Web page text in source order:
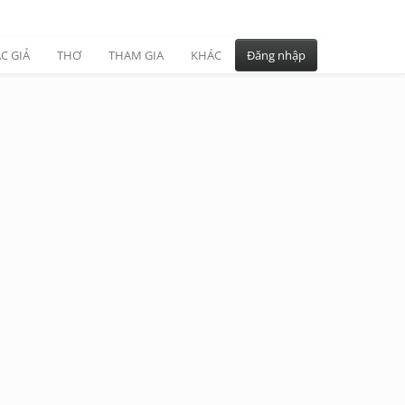
GIẢ THƠ THAM GIA KHÁC Đăng nhập